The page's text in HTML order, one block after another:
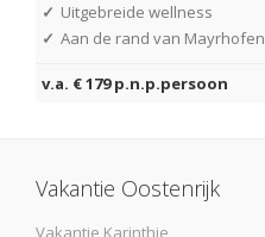
✓ Uitgebreide wellness
✓ Aan de rand van Mayrhofen
v.a. € 179 p.n.p.persoon
Vakantie Oostenrijk
Vakantie Karinthie